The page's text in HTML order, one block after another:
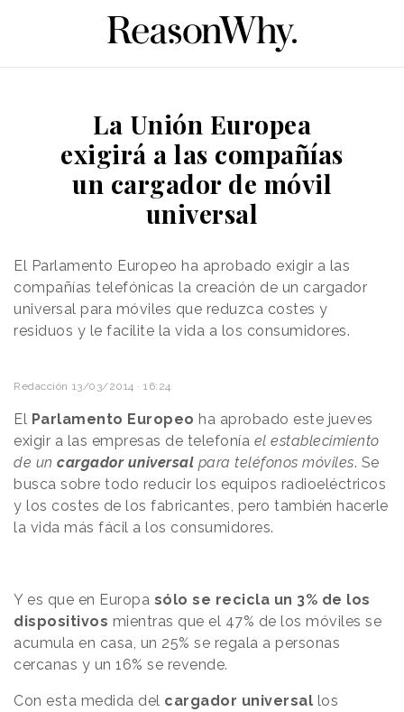
La Unión Europea
exigirá a las compañías
un cargador de móvil
universal
El Parlamento Europeo ha aprobado exigir a las
compañías telefónicas la creación de un cargador
universal para móviles que reduzca costes y
residuos y le facilite la vida a los consumidores.
Redacción 13/03/2014 · 16:24
El Parlamento Europeo ha aprobado este jueves
exigir a las empresas de telefonía el establecimiento
de un cargador universal para teléfonos móviles. Se
busca sobre todo reducir los equipos radioeléctricos
y los costes de los fabricantes, pero también hacerle
la vida más fácil a los consumidores.
Y es que en Europa sólo se recicla un 3% de los
dispositivos mientras que el 47% de los móviles se
acumula en casa, un 25% se regala a personas
cercanas y un 16% se revende.
Con esta medida del cargador universal los